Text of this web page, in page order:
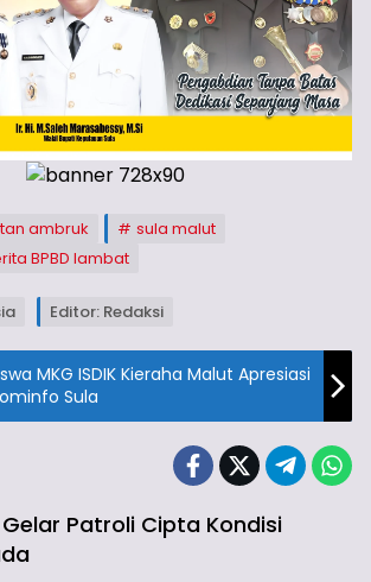
ambruk
sula malut
BPBD lambat
Editor: Redaksi
MKG ISDIK Kieraha Malut Apresiasi
Sula
Patroli Cipta Kondisi